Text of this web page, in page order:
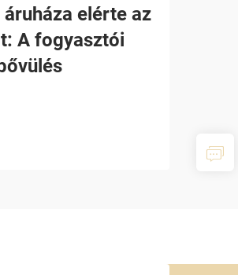
elérte az
A fogyasztói